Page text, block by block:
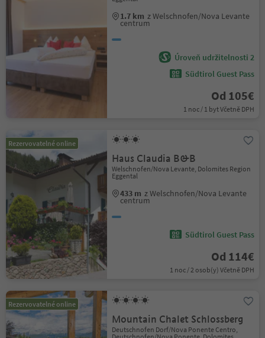
1.7 km z Welschnofen/Nova Levante
centrum
Úroveň udržitelnosti 2
Südtirol Guest Pass
Od 105€
1 noc / 1 byt Včetně DPH
Rezervovatelné online
Haus Claudia B&B
Welschnofen/Nova Levante, Dolomites Region
Eggental
433 m z Welschnofen/Nova Levante
centrum
Südtirol Guest Pass
Od 114€
1 noc / 2 osob(y) Včetně DPH
Rezervovatelné online
Mountain Chalet Schlossberg
Deutschnofen Dorf/Nova Ponente Centro,